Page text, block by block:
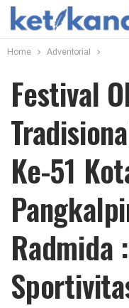
Home Adventorial
Festival
Ke-51
Radmida